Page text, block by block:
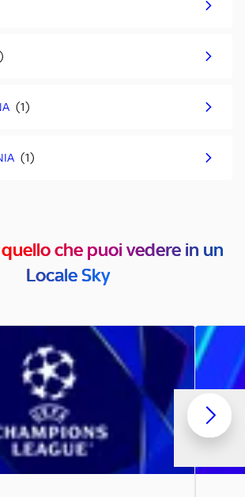
che puoi vedere in un
Locale Sky